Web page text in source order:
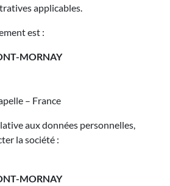
applicables.
est :
MORNAY
– France
aux données personnelles,
la société :
MORNAY